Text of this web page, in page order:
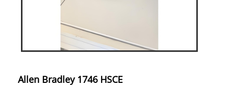
Allen Bradley 1746 HSCE